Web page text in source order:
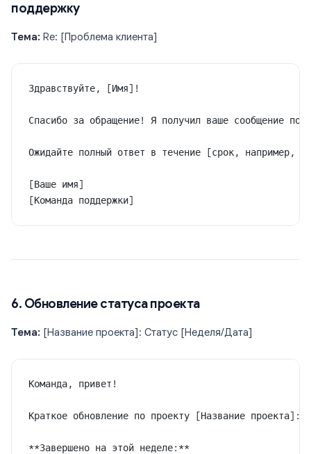
поддержку
Тема: Re: [Проблема клиента]
Здравствуйте, [Имя]!
Спасибо за обращение! Я получил ваше сообщение
Ожидайте полный ответ в течение [срок, например,
[Ваше имя]
[Команда поддержки]
6. Обновление статуса проекта
Тема: [Название проекта]: Статус [Неделя/Дата]
Команда, привет!
Краткое обновление по проекту [Название проекта]:
**Завершено на этой неделе:**